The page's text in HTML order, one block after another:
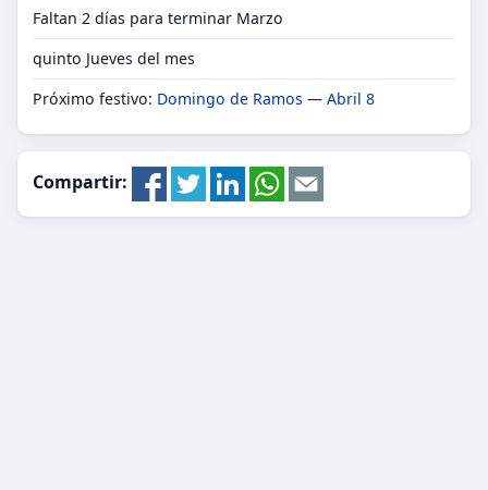
Faltan 2 días para terminar Marzo
quinto Jueves del mes
Próximo festivo: Domingo de Ramos — Abril 8
Compartir: